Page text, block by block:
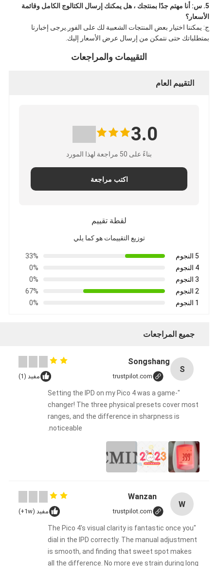
5. س: أنا مهتم جدًا بمنتجك ، هل يمكنك إرسال الكتالوج الكامل وقائمة
الأسعار؟
ج: يمكننا اختيار بعض المنتجات الشعبية لك على الفور.يرجى إخبارنا
بمتطلباتك حتى نتمكن من إرسال عرض الأسعار إليك.
التقييمات والمراجعات
التقييم العام
3.0
بناءً على 50 مراجعة لهذا المورد
اكتب مراجعة
لقطة تقييم
توزيع التقييمات هو كما يلي
5 النجوم
33%
4 النجوم
0%
3 النجوم
0%
2 النجوم
67%
1 النجوم
0%
جميع المراجعات
S
Songshang
trustpilot.com مفيد (1)
"Setting the IPD on my Pico 4 was a game-
changer! The three physical presets cover most
ranges, and the difference in sharpness is
noticeable.
W
Wanzan
trustpilot.com مفيد (1w+)
"The Pico 4's visual clarity is fantastic once you
dial in the IPD correctly. The manual adjustment
is smooth, and finding that sweet spot makes
all the difference. No more eye strain during long